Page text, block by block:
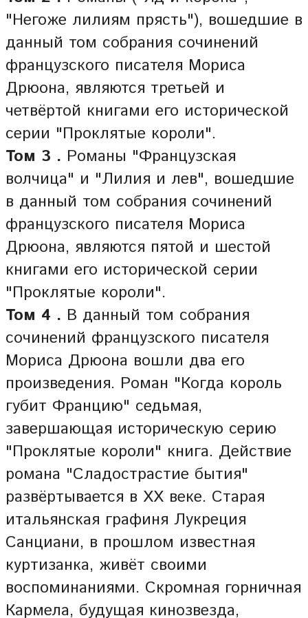
"Негоже лилиям прясть"), вошедшие в
данный том собрания сочинений
французского писателя Мориса
Дрюона, являются третьей и
четвёртой книгами его исторической
серии "Проклятые короли".
Том 3 . Романы "Французская
волчица" и "Лилия и лев", вошедшие
в данный том собрания сочинений
французского писателя Мориса
Дрюона, являются пятой и шестой
книгами его исторической серии
"Проклятые короли".
Том 4 . В данный том собрания
сочинений французского писателя
Мориса Дрюона вошли два его
произведения. Роман "Когда король
губит Францию" седьмая,
завершающая историческую серию
"Проклятые короли" книга. Действие
романа "Сладострастие бытия"
развёртывается в XX веке. Старая
итальянская графиня Лукреция
Санциани, в прошлом известная
куртизанка, живёт своими
воспоминаниями. Скромная горничная
Кармела, будущая кинозвезда,